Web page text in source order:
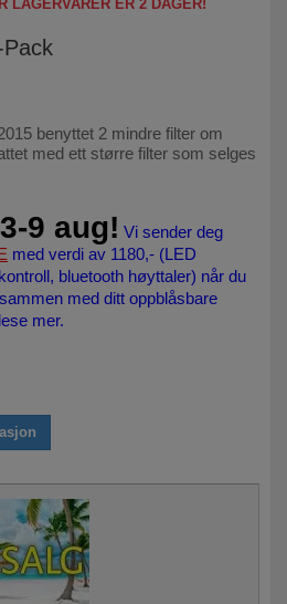
LAGERVARER ER 2 DAGER!
benyttet 2 mindre filter om
med ett større filter som selges
9 aug! Vi sender deg
med verdi av 1180,- (LED
bluetooth høyttaler) når du
sammen med ditt oppblåsbare
mer.